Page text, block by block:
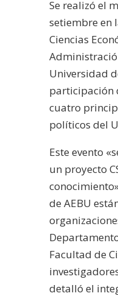
Se realizó el
setiembre en
Ciencias
Universidad
participación
cuatro
políticos del
Este evento
un proyecto
de AEBU
Facultad de
detalló el